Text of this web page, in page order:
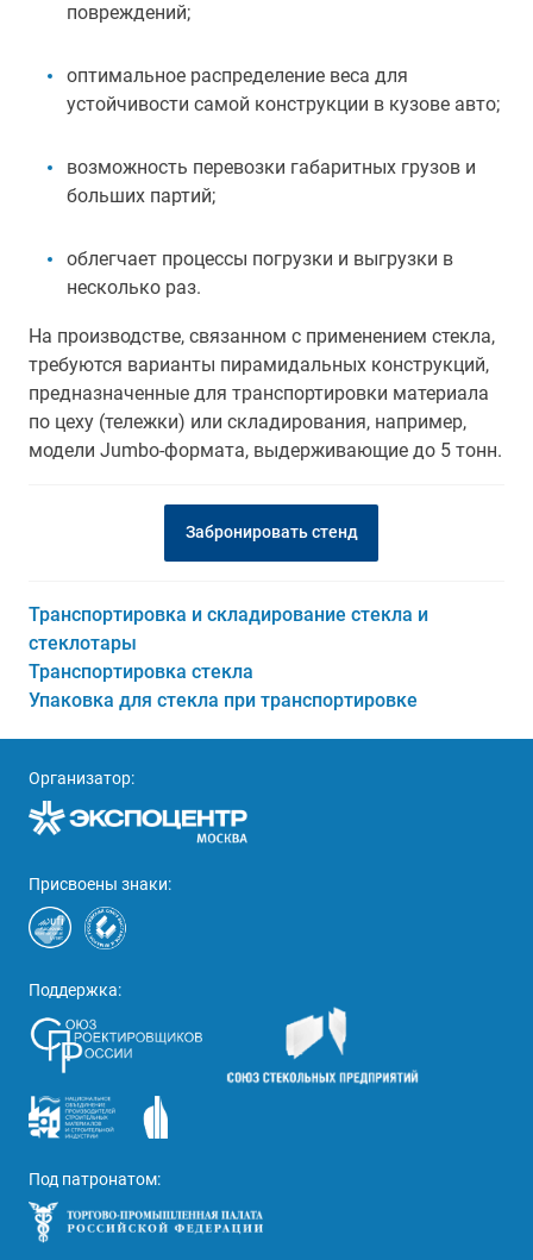
повреждений;
оптимальное распределение веса для
устойчивости самой конструкции в кузове авто;
возможность перевозки габаритных грузов и
больших партий;
облегчает процессы погрузки и выгрузки в
несколько раз.
На производстве, связанном с применением стекла,
требуются варианты пирамидальных конструкций,
предназначенные для транспортировки материала
по цеху (тележки) или складирования, например,
модели Jumbo-формата, выдерживающие до 5 тонн.
Забронировать стенд
Транспортировка и складирование стекла и
стеклотары
Транспортировка стекла
Упаковка для стекла при транспортировке
Организатор:
Присвоены знаки:
Поддержка:
Под патронатом: